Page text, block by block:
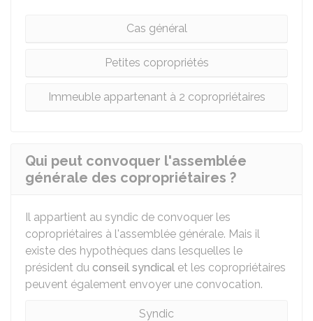
Cas général
Petites copropriétés
Immeuble appartenant à 2 copropriétaires
Qui peut convoquer l'assemblée
générale des copropriétaires ?
Il appartient au syndic de convoquer les
copropriétaires à l'assemblée générale. Mais il
existe des hypothèques dans lesquelles le
président du conseil syndical et les copropriétaires
peuvent également envoyer une convocation.
Syndic